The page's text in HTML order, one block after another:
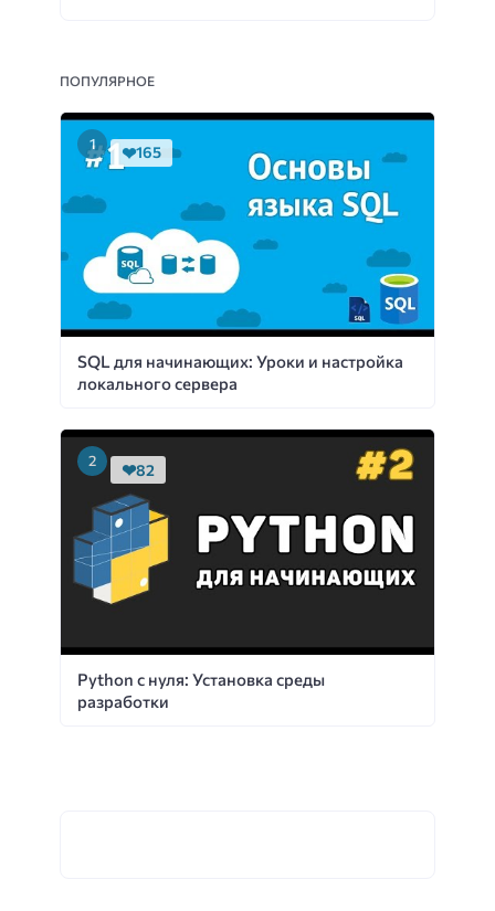
ПОПУЛЯРНОЕ
SQL для начинающих: Уроки и настройка
локального сервера
165
Python с нуля: Установка среды
разработки
82